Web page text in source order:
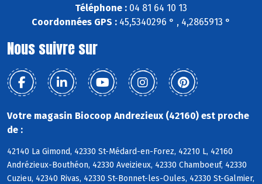
Téléphone : 04 81 64 10 13
Coordonnées GPS : 45,5340296 ° , 4,2865913 °
Nous suivre sur
Votre magasin Biocoop Andrezieux (42160) est proche
de :
42140 La Gimond, 42330 St-Médard-en-Forez, 42210 L, 42160
Andrézieux-Bouthéon, 42330 Aveizieux, 42330 Chamboeuf, 42330
Cuzieu, 42340 Rivas, 42330 St-Bonnet-les-Oules, 42330 St-Galmier,